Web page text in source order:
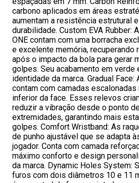
carbono aplicados em áreas
aumentam a resistência estrutural
durabilidade. Custom EVA Rubber:
ONE contam com uma borracha
e excelente memória, recuperando
após o impacto da bola para gerar
golpes. Seu acabamento em verde
identidade da marca. Gradual
contam com camadas
inferior da face. Esses relevos
reduzir a vibração desde o ponto
extremidades, garantindo mais
golpes. Comfort Wristband: As
de punho ajustável que se adapta
jogador. Conta com camada
máximo conforto e design
da marca. Dynamic Holes System:
furos com dois diâmetros 10 e 11